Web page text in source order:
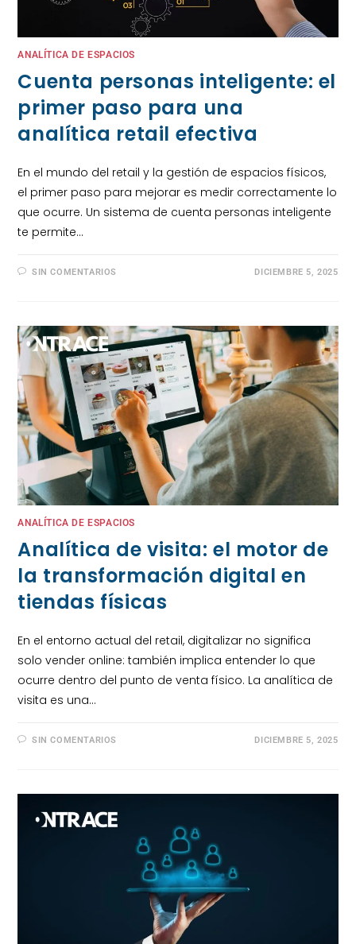
ANALÍTICA DE ESPACIOS
Cuenta personas inteligente: el
primer paso para una
analítica retail efectiva
En el mundo del retail y la gestión de espacios físicos,
el primer paso para mejorar es medir correctamente lo
que ocurre. Un sistema de cuenta personas inteligente
te permite…
SIN COMENTARIOS DICIEMBRE 5, 2025
ANALÍTICA DE ESPACIOS
Analítica de visita: el motor de
la transformación digital en
tiendas físicas
En el entorno actual del retail, digitalizar no significa
solo vender online: también implica entender lo que
ocurre dentro del punto de venta físico. La analítica de
visita es una…
SIN COMENTARIOS DICIEMBRE 5, 2025